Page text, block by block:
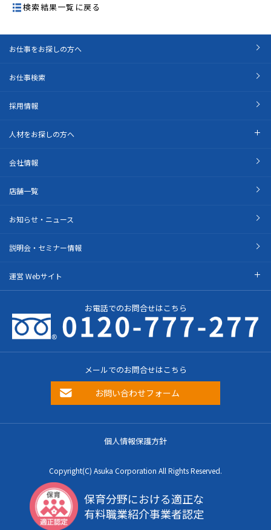
検索結果一覧に戻る
お仕事をお探しの方へ
お仕事検索
採用情報
人材をお探しの方へ
会社情報
店舗一覧
お知らせ・ニュース
説明会・セミナー情報
運営 Webサイト
お電話でのお問合せはこちら
メールでのお問合せはこちら
お問い合わせフォーム
個人情報保護方針
Copyright(C) Asuka Corporation All Rights Reserved.
保育分野における適正な
有料職業紹介事業者認定